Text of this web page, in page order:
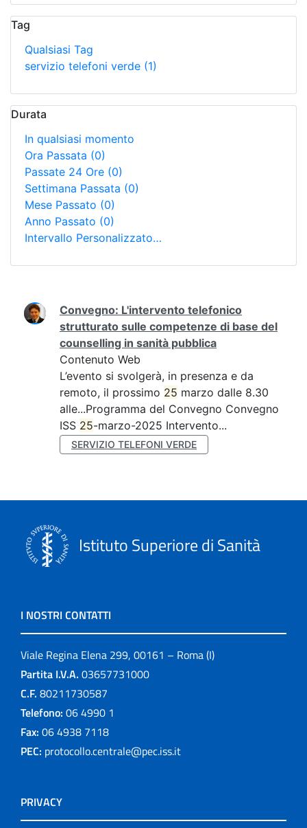
Tag
Qualsiasi Tag
servizio telefoni verde (1)
Durata
In qualsiasi momento
Ora Passata (0)
Passate 24 Ore (0)
Settimana Passata (0)
Mese Passato (0)
Anno Passato (0)
Intervallo Personalizzato…
Ricerca
Convegno: L'intervento telefonico
strutturato sulle competenze di base del
counselling in sanità pubblica
Contenuto Web
L’evento si svolgerà, in presenza e da
remoto, il prossimo 25 marzo dalle 8.30
alle...Programma del Convegno Convegno
ISS 25-marzo-2025 Intervento...
SERVIZIO TELEFONI VERDE
Istituto Superiore di Sanità
I NOSTRI CONTATTI
Viale Regina Elena 299, 00161 – Roma (I)
Partita I.V.A. 03657731000
C.F. 80211730587
Telefono: 06 4990 1
Fax: 06 4938 7118
PEC: protocollo.centrale@pec.iss.it
PRIVACY